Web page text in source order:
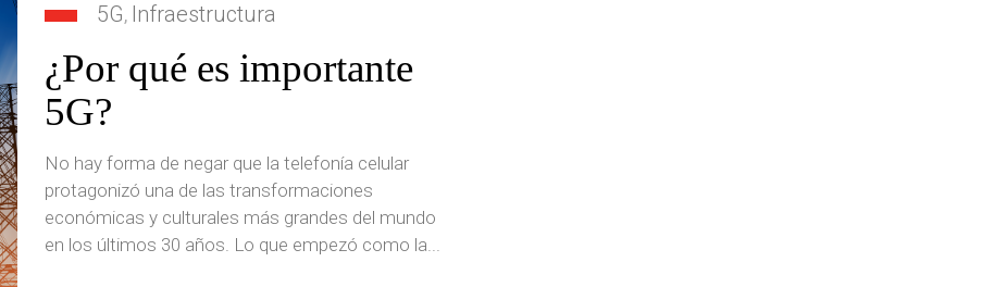
5G, Infraestructura
¿Por qué es importante
5G?
No hay forma de negar que la telefonía celular
protagonizó una de las transformaciones
económicas y culturales más grandes del mundo
en los últimos 30 años. Lo que empezó como la...